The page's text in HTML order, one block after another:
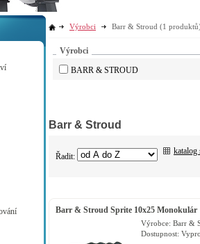
Výrobci Barr & Stroud (1
Výrobci
BARR & STROUD
Barr & Stroud
Řadit:
katalog
Barr & Stroud Sprite 10x25 Monokulár
Výrobce: Barr &
Dostupnost: